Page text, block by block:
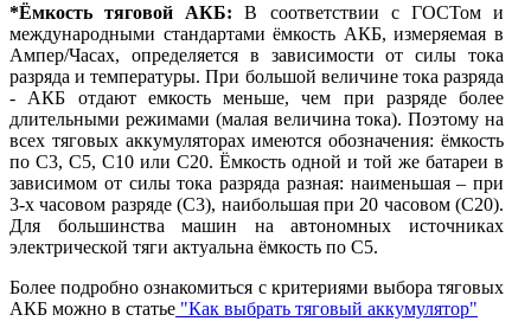
*Ёмкость тяговой АКБ:В соответствии с ГОСТом и
международными стандартами ёмкость АКБ, измеряемая в
Ампер/Часах, определяется в зависимости от силы тока
разряда и температуры. При большой величине тока разряда
- АКБ отдают емкость меньше, чем при разряде более
длительными режимами (малая величина тока). Поэтому на
всех тяговых аккумуляторах имеются обозначения: ёмкость
по С3, С5, С10 или С20. Ёмкость одной и той же батареи в
зависимом от силы тока разряда разная: наименьшая – при
3-х часовом разряде (С3), наибольшая при 20 часовом (С20).
Для большинства машин на автономных источниках
электрической тяги актуальна ёмкость по С5.
Более подробно ознакомиться с критериями выбора тяговых
АКБ можно в статье "Как выбрать тяговый аккумулятор"